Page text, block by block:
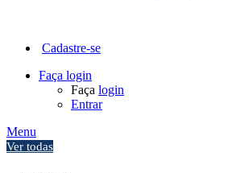
Cadastre-se
Faça login
Faça login
Entrar
Menu
Ver todas